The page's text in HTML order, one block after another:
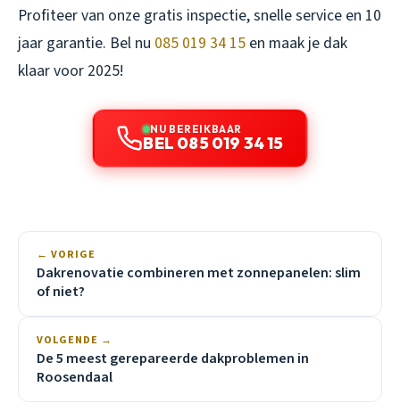
Profiteer van onze gratis inspectie, snelle service en 10
jaar garantie. Bel nu 085 019 34 15 en maak je dak
klaar voor 2025!
NU BEREIKBAAR
BEL 085 019 34 15
← VORIGE
Dakrenovatie combineren met zonnepanelen: slim
of niet?
VOLGENDE →
De 5 meest gerepareerde dakproblemen in
Roosendaal